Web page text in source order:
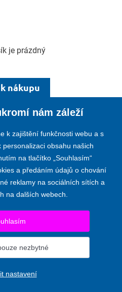
je prázdný
nákupu
ČESKÉ REPUBLIKY
110 00 PRAHA 1
178,+420 224 212 670
ČESKÉ REPUBLIKY
a výbory
nám záleží
k zajištění funkčnosti webu a s
obsahu našich
na tlačítko „Souhlasím“
a předáním údajů o chování
reklamy na sociálních sítích a
na dalších webech.
nezbytné
nastavení